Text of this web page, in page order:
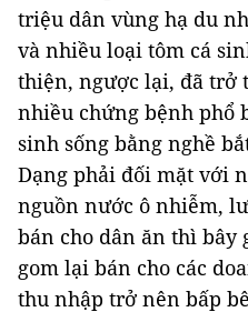
triệu dân vùng hạ du
và nhiều loại tôm cá
thiện, ngược lại, đã trở
nhiều chứng bệnh phổ
sinh sống bằng nghề
Dạng phải đối mặt với
nguồn nước ô nhiễm,
bán cho dân ăn thì
gom lại bán cho các
thu nhập trở nên bấp